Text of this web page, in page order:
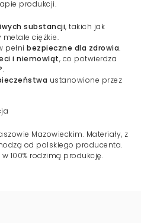
produkcji.
substancji, takich jak
ciężkie.
pełni bezpieczne dla zdrowia.
i niemowląt, co potwierdza
ustanowione przez
Mazowieckim. Materiały, z
od polskiego producenta.
100% rodzimą produkcję.